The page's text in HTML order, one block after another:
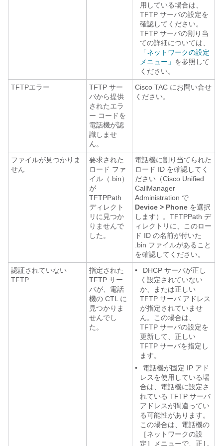
用している場合は、
TFTP サーバの設定を
確認してください。
TFTP サーバの割り当
ての詳細については、
「ネットワークの設定
メニュー」 を参照して
ください。
TFTPエラー
TFTP サー
バから提供
されたエラ
ー コードを
電話機が認
識しませ
ん。
Cisco TAC にお問い合せ
ください。
ファイルが見つかりま
せん
要求された
ロード ファ
イル（.bin）
が
TFTPPath
ディレクト
リに見つか
りませんで
した。
電話機に割り当てられた
ロード ID を確認してく
ださい（Cisco Unified
CallManager
Administration で
Device > Phone を選択
します）。TFTPPath デ
ィレクトリに、このロー
ド ID の名前が付いた
.bin ファイルがあること
を確認してください。
認証されていない
TFTP
指定された
TFTP サー
バが、電話
機の CTL に
見つかりま
せんでし
た。
•
DHCP サーバが正し
く設定されていない
か、または正しい
TFTP サーバ アドレス
が指定されていませ
ん。この場合は、
TFTP サーバの設定を
更新して、正しい
TFTP サーバを指定し
ます。
•
電話機が固定 IP アド
レスを使用している場
合は、電話機に設定さ
れている TFTP サーバ
アドレスが間違ってい
る可能性があります。
この場合は、電話機の
［ネットワークの設
定］メニューで、正し